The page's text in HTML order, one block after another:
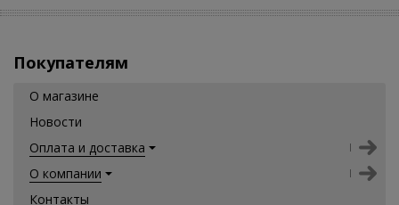
Покупателям
О магазине
Новости
Оплата и доставка
О компании
Контакты